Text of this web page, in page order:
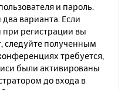
и пароль.
варианта. Если
при регистрации вы
следуйте полученным
требуется,
были активированы
до входа в